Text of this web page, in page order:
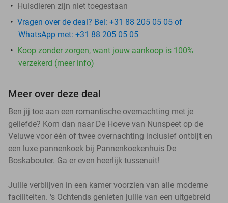
Huisdieren zijn niet toegestaan
Vragen over de deal? Bel: +31 88 205 05 05 of
WhatsApp met: +31 88 205 05 05
Koop zonder zorgen, want jouw aankoop is 100%
verzekerd (meer info)
Meer over deze deal
Ben jij toe aan een romantische overnachting met je
geliefde? Kom dan naar De Hoeve van Nunspeet op de
Veluwe voor één of twee overnachting inclusief ontbijt en
een luxe pannenkoek bij Pannenkoekenhuis De
Boskabouter. Ga er even heerlijk tussenuit!
Jullie verblijven in een kamer voorzien van alle moderne
faciliteiten. 's Ochtends genieten jullie van een uitgebreid